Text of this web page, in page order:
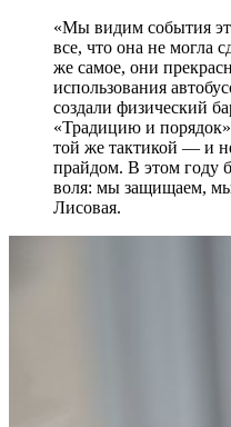
«Мы видим события
все, что она не могла
же самое, они
использования
создали физический
«Традицию и
той же тактикой — и
прайдом. В этом году
воля: мы защищаем,
Лисовая.